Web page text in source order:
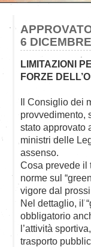
6 DICEMBRE
LIMITAZIONI
FORZE
Il Consiglio dei
provvedimento,
stato approvato
ministri delle
assenso.
Cosa prevede il
norme sul
vigore dal
Nel dettaglio, il
obbligatorio
l’attività
trasporto